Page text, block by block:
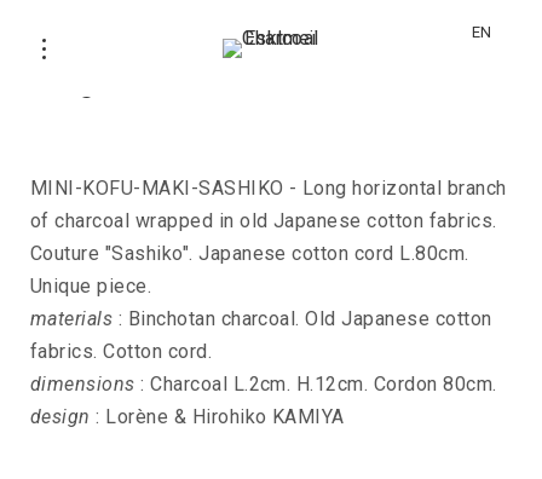
EN
MINI-KOFU-MAKI-SASHIKO - Long horizontal branch
of charcoal wrapped in old Japanese cotton fabrics.
Couture "Sashiko". Japanese cotton cord L.80cm.
Unique piece.
materials : Binchotan charcoal. Old Japanese cotton
fabrics. Cotton cord.
dimensions : Charcoal L.2cm. H.12cm. Cordon 80cm.
design : Lorène & Hirohiko KAMIYA